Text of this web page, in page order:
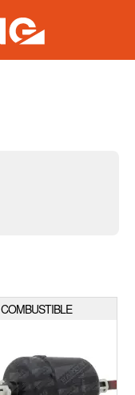
COMBUSTIBLE